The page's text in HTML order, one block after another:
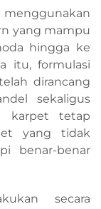
yang mampu
hingga ke
itu, formulasi
dirancang
sekaligus
karpet tetap
yang tidak
benar-benar
secara